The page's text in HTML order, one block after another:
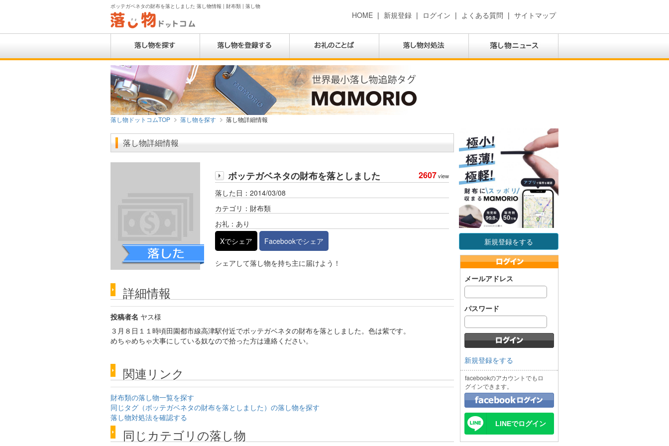
ボッテガベネタの財布を落としました 落し物情報 | 財布類 | 落し物
HOME | 新規登録 | ログイン | よくある質問 | サイトマップ
落し物ドットコムTOP 落し物を探す 落し物詳細情報
新規登録をする
メールアドレス
パスワード
新規登録をする
facebookのアカウントでもロ
グインできます。
LINEでログイン
落し物詳細情報
2607view
ボッテガベネタの財布を落としました
落した日：2014/03/08
カテゴリ：財布類
お礼：あり
Xでシェア
Facebookでシェア
シェアして落し物を持ち主に届けよう！
詳細情報
投稿者名 ヤス様
３月８日１１時頃田園都市線高津駅付近でボッテガベネタの財布を落としました。色は紫です。
めちゃめちゃ大事にしている奴なので拾った方は連絡ください。
関連リンク
財布類の落し物一覧を探す
同じタグ（ボッテガベネタの財布を落としました）の落し物を探す
落し物対処法を確認する
同じカテゴリの落し物